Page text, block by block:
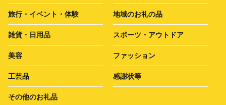
旅行・イベント・体験 地域のお礼の品
雑貨・日用品 スポーツ・アウトドア
美容 ファッション
工芸品 感謝状等
その他のお礼品